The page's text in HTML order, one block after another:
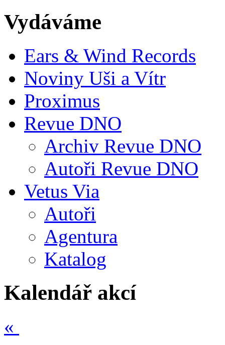
Vydáváme
Ears & Wind Records
Noviny Uši a Vítr
Proximus
Revue DNO
Archiv Revue DNO
Autoři Revue DNO
Vetus Via
Autoři
Agentura
Katalog
Kalendář akcí
«